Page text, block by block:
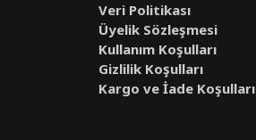
Veri Politikası
Üyelik Sözleşmesi
Kullanım Koşulları
Gizlilik Koşulları
Kargo ve İade Koşulları